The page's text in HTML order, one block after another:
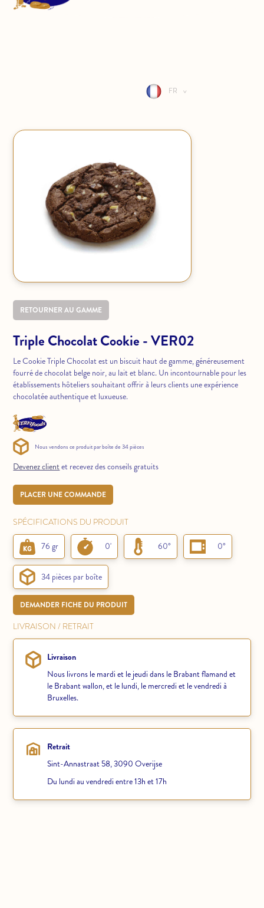
RETOURNER AU GAMME
Triple Chocolat Cookie - VER02
Le Cookie Triple Chocolat est un biscuit haut de gamme, généreusement
fourré de chocolat belge noir, au lait et blanc. Un incontournable pour les
établissements hôteliers souhaitant offrir à leurs clients une expérience
chocolatée authentique et luxueuse.
Nous vendons ce produit par boîte de 34 pièces
Devenez clientet recevez des conseils gratuits
PLACER UNE COMMANDE
SPÉCIFICATIONS DU PRODUIT
76 gr 0' 60° 0°
34 pièces par boîte
DEMANDER FICHE DU PRODUIT
LIVRAISON / RETRAIT
Livraison
Nous livrons le mardi et le jeudi dans le Brabant flamand et
le Brabant wallon, et le lundi, le mercredi et le vendredi à
Bruxelles.
Retrait
Sint-Annastraat 58, 3090 Overijse
Du lundi au vendredi entre 13h et 17h
FR >